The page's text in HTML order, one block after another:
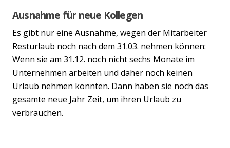
Ausnahme für neue Kollegen
Es gibt nur eine Ausnahme, wegen der Mitarbeiter
Resturlaub noch nach dem 31.03. nehmen können:
Wenn sie am 31.12. noch nicht sechs Monate im
Unternehmen arbeiten und daher noch keinen
Urlaub nehmen konnten. Dann haben sie noch das
gesamte neue Jahr Zeit, um ihren Urlaub zu
verbrauchen.